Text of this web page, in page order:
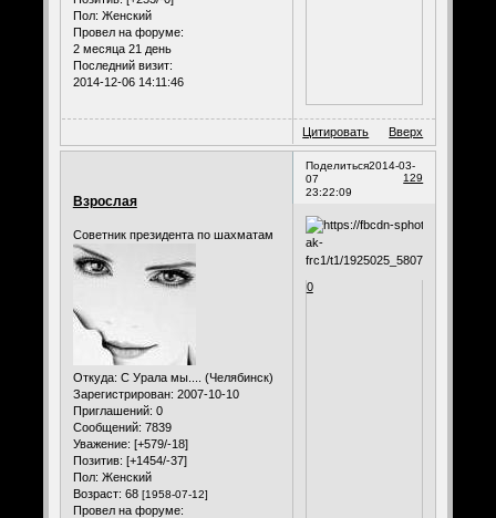
Пол: Женский
Провел на форуме:
2 месяца 21 день
Последний визит:
2014-12-06 14:11:46
Цитировать Вверх
Поделиться
129
2014-03-
07
23:22:09
Взрослая
Советник президента по шахматам
Откуда: С Урала мы.... (Челябинск)
Зарегистрирован: 2007-10-10
Приглашений: 0
Сообщений: 7839
Уважение: [+579/-18]
Позитив: [+1454/-37]
Пол: Женский
Возраст: 68 [1958-07-12]
Провел на форуме:
0